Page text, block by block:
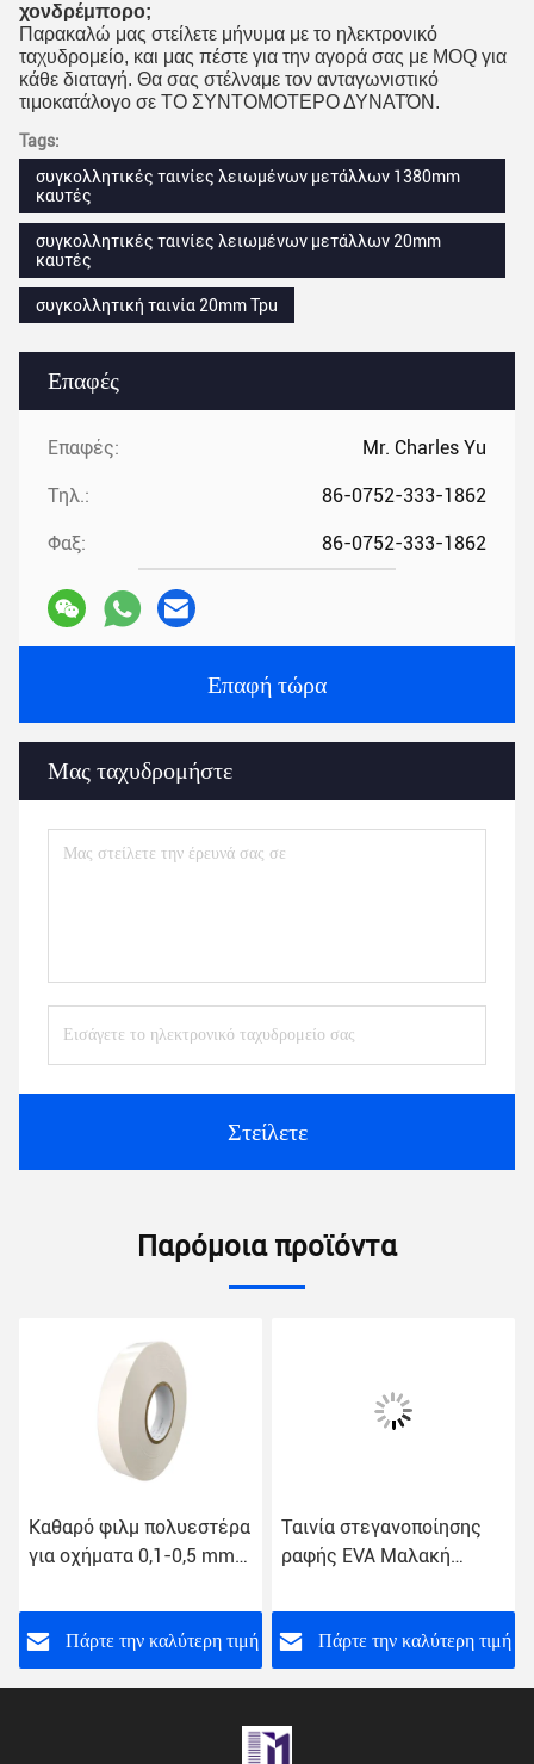
Επαφές
Επαφές: Mr. Charles Yu
Τηλ.: 86-0752-333-1862
Φαξ: 86-0752-333-1862
Επαφή τώρα
Μας ταχυδρομήστε
Στείλετε
χονδρέμπορο;
Παρακαλώ μας στείλετε μήνυμα με το ηλεκτρονικό
ταχυδρομείο, και μας πέστε για την αγορά σας με MOQ για
κάθε διαταγή. Θα σας στέλναμε τον ανταγωνιστικό
τιμοκατάλογο σε ΤΟ ΣΥΝΤΟΜΟΤΕΡΟ ΔΥΝΑΤΌΝ.
Tags:
συγκολλητικές ταινίες λειωμένων μετάλλων 1380mm
καυτές
συγκολλητικές ταινίες λειωμένων μετάλλων 20mm
καυτές
συγκολλητική ταινία 20mm Tpu
Παρόμοια προϊόντα
Καθαρό φιλμ πολυεστέρα
για οχήματα 0,1-0,5 mm
Πάρτε την καλύτερη τιμή
Ταινία στεγανοποίησης
ραφής EVA Μαλακή
Αυτοκόλλητη Ταινία για
Πολυστρωματική
Πολυουρεθάνη
Πάρτε την καλύτερη τιμή